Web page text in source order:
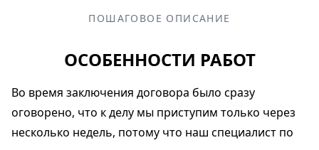
ПОШАГОВОЕ ОПИСАНИЕ
ОСОБЕННОСТИ РАБОТ
Во время заключения договора было сразу
оговорено, что к делу мы приступим только через
несколько недель, потому что наш специалист по